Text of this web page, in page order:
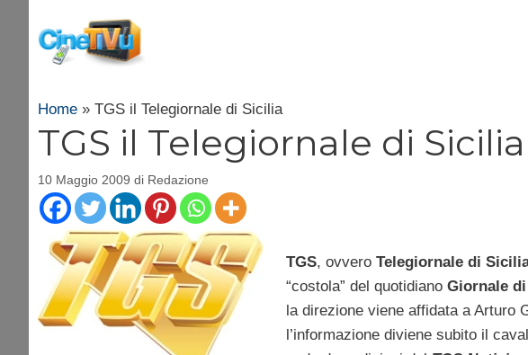
contenuto
Home » TGS il Telegiornale di Sicilia
TGS il Telegiornale di Sicilia
10 Maggio 2009 di Redazione
TGS, ovvero Telegiornale di
“costola” del quotidiano Giornale
la direzione viene affidata a Arturo
l’informazione diviene subito il